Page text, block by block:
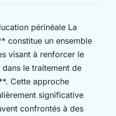
périnéale La
constitue un ensemble
visant à renforcer le
le traitement de
Cette approche
significative
confrontés à des